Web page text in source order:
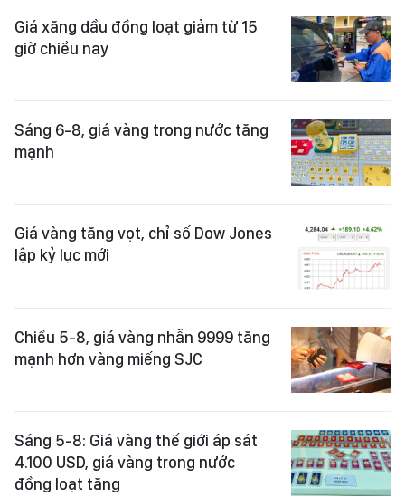
Giá xăng dầu đồng loạt giảm từ 15
giờ chiều nay
Sáng 6-8, giá vàng trong nước tăng
mạnh
Giá vàng tăng vọt, chỉ số Dow Jones
lập kỷ lục mới
Chiều 5-8, giá vàng nhẫn 9999 tăng
mạnh hơn vàng miếng SJC
Sáng 5-8: Giá vàng thế giới áp sát
4.100 USD, giá vàng trong nước
đồng loạt tăng